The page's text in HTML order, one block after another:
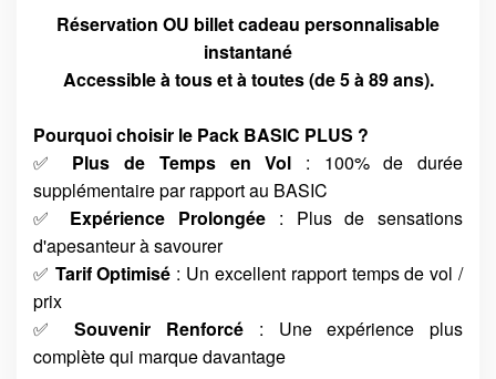
Réservation OU billet cadeau personnalisable
instantané
Accessible à tous et à toutes (de 5 à 89 ans).
Pourquoi choisir le Pack BASIC PLUS ?
✅ Plus de Temps en Vol : 100% de durée
supplémentaire par rapport au BASIC
✅ Expérience Prolongée : Plus de sensations
d'apesanteur à savourer
✅ Tarif Optimisé : Un excellent rapport temps de vol /
prix
✅Souvenir Renforcé : Une expérience plus
complète qui marque davantage